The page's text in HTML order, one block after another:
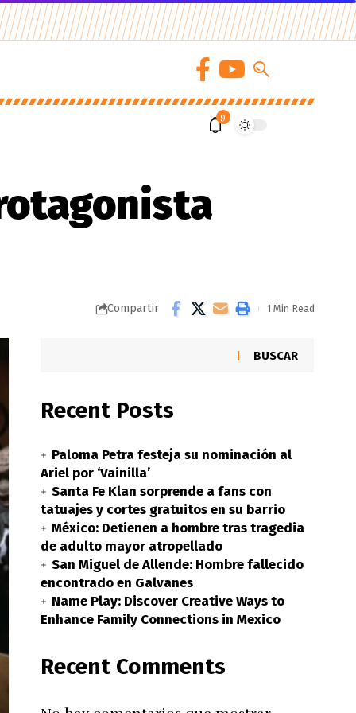
9
Compartir 1 Min Read
BUSCAR
Recent Posts
Paloma Petra festeja su nominación al
Ariel por ‘Vainilla’
Santa Fe Klan sorprende a fans con
tatuajes y cortes gratuitos en su barrio
México: Detienen a hombre tras tragedia
de adulto mayor atropellado
San Miguel de Allende: Hombre fallecido
encontrado en Galvanes
Name Play: Discover Creative Ways to
Enhance Family Connections in Mexico
Recent Comments